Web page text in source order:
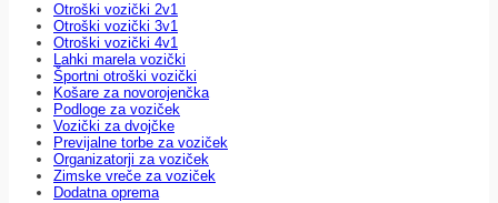
Otroški vozički 2v1
Otroški vozički 3v1
Otroški vozički 4v1
Lahki marela vozički
Športni otroški vozički
Košare za novorojenčka
Podloge za voziček
Vozički za dvojčke
Previjalne torbe za voziček
Organizatorji za voziček
Zimske vreče za voziček
Dodatna oprema